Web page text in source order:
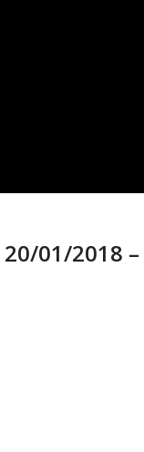
20/01/2018 –